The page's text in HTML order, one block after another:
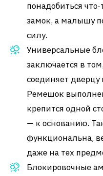
понадобиться что-
замок, а малышу
силу.
Универсальные
заключается в
соединяет дверцу
Ремешок
крепится одной
— к основанию.
функциональна,
даже на тех
Блокировочные